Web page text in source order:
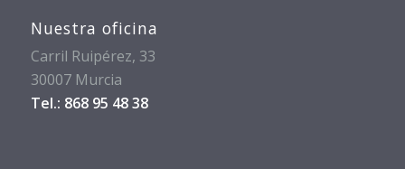
Nuestra oficina
Carril Ruipérez, 33
30007 Murcia
Tel.: 868 95 48 38